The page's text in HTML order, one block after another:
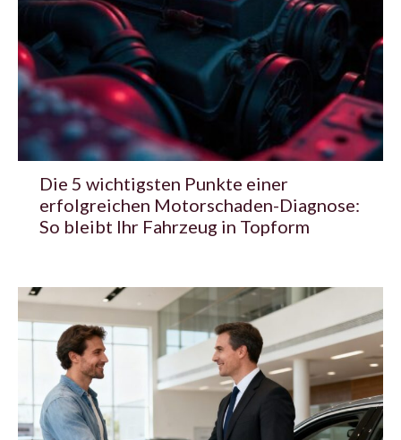
Die 5 wichtigsten Punkte einer
erfolgreichen Motorschaden-Diagnose:
So bleibt Ihr Fahrzeug in Topform